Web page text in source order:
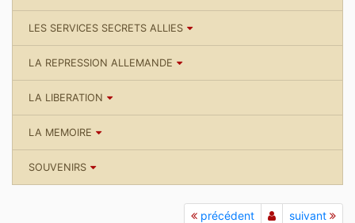
LES SERVICES SECRETS ALLIES
LA REPRESSION ALLEMANDE
LA LIBERATION
LA MEMOIRE
SOUVENIRS
précédent suivant